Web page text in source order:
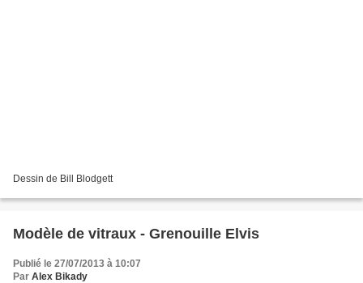
Dessin de Bill Blodgett
Modèle de vitraux - Grenouille Elvis
Publié le 27/07/2013 à 10:07
Par Alex Bikady